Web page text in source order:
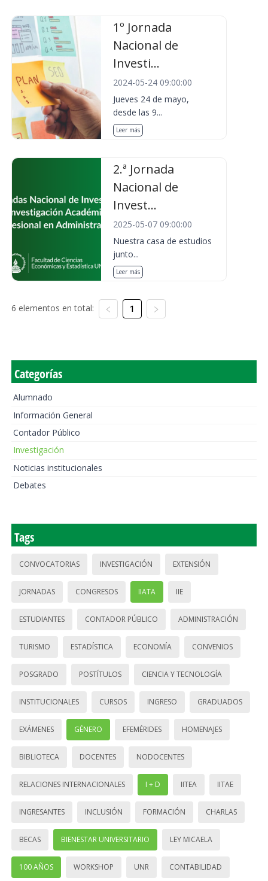
1º Jornada
Nacional de
Investi...
2024-05-24 09:00:00
Jueves 24 de mayo,
desde las 9...
Leer más
2.ª Jornada
Nacional de
Invest...
2025-05-07 09:00:00
Nuestra casa de estudios
junto...
Leer más
6 elementos en total: 1
Categorías
Alumnado
Información General
Contador Público
Investigación
Noticias institucionales
Debates
Tags
CONVOCATORIAS INVESTIGACIÓN EXTENSIÓN
JORNADAS CONGRESOS IIATA IIE
ESTUDIANTES CONTADOR PÚBLICO ADMINISTRACIÓN
TURISMO ESTADÍSTICA ECONOMÍA CONVENIOS
POSGRADO POSTÍTULOS CIENCIA Y TECNOLOGÍA
INSTITUCIONALES CURSOS INGRESO GRADUADOS
EXÁMENES GÉNERO EFEMÉRIDES HOMENAJES
BIBLIOTECA DOCENTES NODOCENTES
RELACIONES INTERNACIONALES I + D IITEA IITAE
INGRESANTES INCLUSIÓN FORMACIÓN CHARLAS
BECAS BIENESTAR UNIVERSITARIO LEY MICAELA
100 AÑOS WORKSHOP UNR CONTABILIDAD